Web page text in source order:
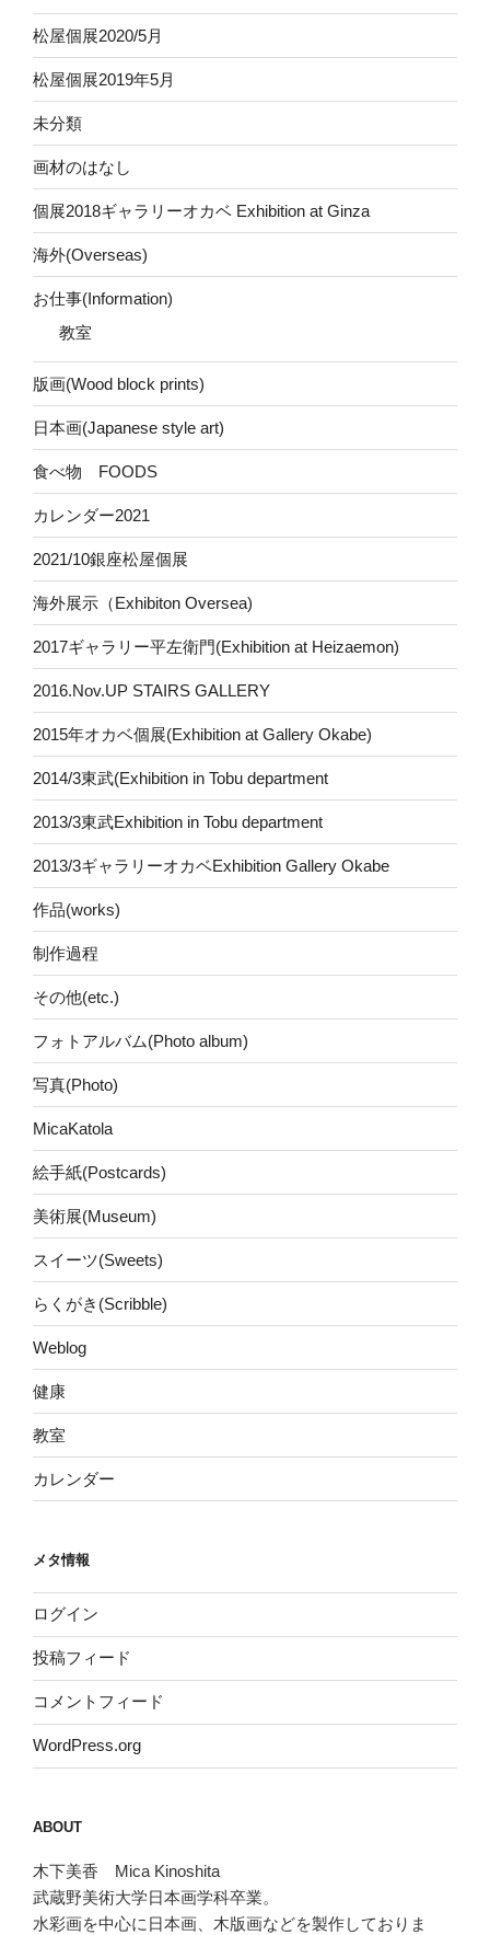
松屋個展2020/5月
松屋個展2019年5月
未分類
画材のはなし
個展2018ギャラリーオカベ Exhibition at Ginza
海外(Overseas)
お仕事(Information)
教室
版画(Wood block prints)
日本画(Japanese style art)
食べ物 FOODS
カレンダー2021
2021/10銀座松屋個展
海外展示（Exhibiton Oversea)
2017ギャラリー平左衛門(Exhibition at Heizaemon)
2016.Nov.UP STAIRS GALLERY
2015年オカベ個展(Exhibition at Gallery Okabe)
2014/3東武(Exhibition in Tobu department
2013/3東武Exhibition in Tobu department
2013/3ギャラリーオカベExhibition Gallery Okabe
作品(works)
制作過程
その他(etc.)
フォトアルバム(Photo album)
写真(Photo)
MicaKatola
絵手紙(Postcards)
美術展(Museum)
スイーツ(Sweets)
らくがき(Scribble)
Weblog
健康
教室
カレンダー
メタ情報
ログイン
投稿フィード
コメントフィード
WordPress.org
ABOUT
木下美香 Mica Kinoshita
武蔵野美術大学日本画学科卒業。
水彩画を中心に日本画、木版画などを製作しておりま